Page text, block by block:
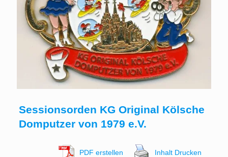
Sessionsorden KG Original Kölsche
Domputzer von 1979 e.V.
PDF erstellen Inhalt Drucken